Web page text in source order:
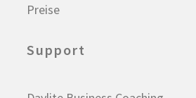
Preise
Support